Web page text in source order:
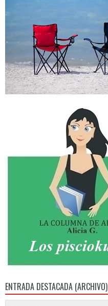
ENTRADA DESTACADA (ARCHIVO)